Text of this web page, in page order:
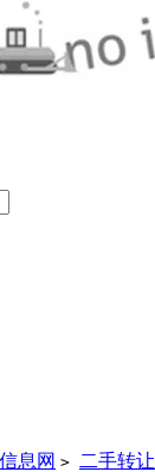
息网 > 二手转让